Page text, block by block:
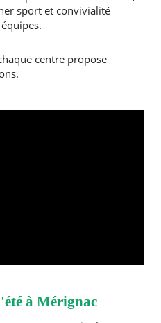
sport et convivialité
centre propose
à Mérignac